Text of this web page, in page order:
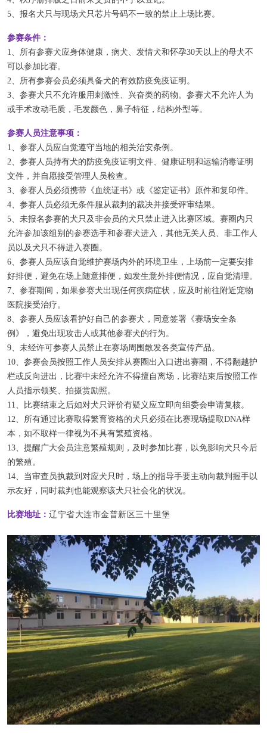
5、报名犬只与现场犬只芯片号码不一致的禁止上场比赛。
参赛条件：
1、所有参赛犬应身体健康，病犬、发情犬和怀孕30天以上的母犬不
可以参加比赛。
2、所有参赛会员必须具备犬的有效防疫免疫证明。
3、参赛犬只不允许服用刺激性、兴奋类的药物。 参赛犬不允许人为
或手术改动毛质，毛发颜色，鼻子特征，结构外型等。
参赛人员注意事项：
1、参赛人员应自觉遵守当地的相关治安条例。
2、参赛人员持有犬的防疫免疫证明文件、健康证明和运输消毒证明
文件，并自愿接受管理人员检查。
3、参赛人员必须携带《血统证书》或《鉴定证书》原件和复印件。
4、参赛人员必须无条件服从裁判的裁决并接受评审结果。
5、未报名参赛的犬只及非会员的犬只禁止进入比赛区域。 赛圈内只
允许参加该组别的参赛选手和参赛犬进入，其他无关人员、非工作人
员以及犬只不得进入赛圈。
6、参赛人员应该自觉维护赛场内外的环境卫生，上场前一定要安排
好排便，避免在场上随意排便，如发生意外排便情况，应自觉清理。
7、参赛期间，如果参赛犬出现任何疾病症状，应及时前往附近宠物
医院接受治疗。
8、参赛人员应该看护好自己的参赛犬，同意签署《赛场安全条
例》，避免出现攻击人或其他参赛犬的行为。
9、未经许可参赛人员禁止在赛场周围散发各类宣传产品。
10、参赛会员按照工作人员安排从赛圈出入口进出赛圈，不得翻越护
栏或反向进出，比赛中未经允许不得擅自离场，比赛结束后按照工作
人员指示领奖、拍摄赏励照。
11、比赛结束之后如对犬只评价有疑义应立即向组委会申请复核。
12、所有通过比赛取得繁育资格的犬只必须在比赛现场提取DNA样
本，如不取样一律视为不具有繁殖资格。
13、提醒广大会员注意繁殖规则，及时参加比赛，以免影响犬只今后
的繁殖。
14、当审查员执裁到对应犬只时，场上的指导手要主动向裁判握手以
示友好，同时裁判也能观察该犬只社会化的状况。
比赛地址： 辽宁省大连市金普新区三十里堡